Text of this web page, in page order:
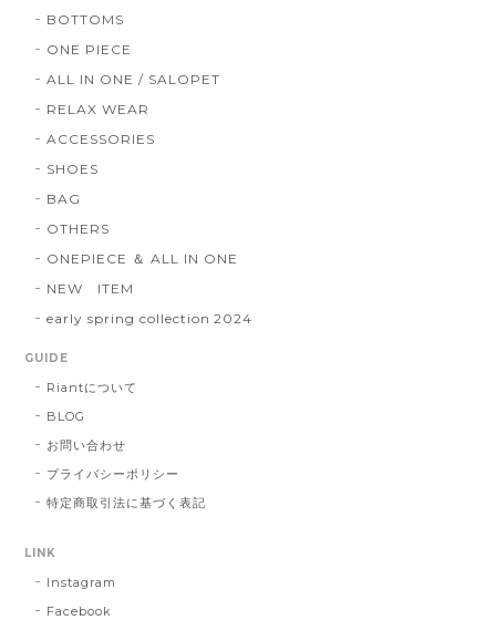
BOTTOMS
ONE PIECE
ALL IN ONE / SALOPET
RELAX WEAR
ACCESSORIES
SHOES
BAG
OTHERS
ONEPIECE ＆ ALL IN ONE
NEW ITEM
early spring collection 2024
GUIDE
Riantについて
BLOG
お問い合わせ
プライバシーポリシー
特定商取引法に基づく表記
LINK
Instagram
Facebook